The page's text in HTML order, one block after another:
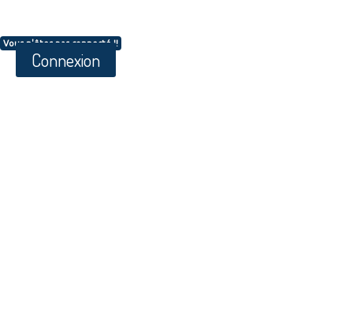
Vous n'êtes pas connecté !!
Connexion